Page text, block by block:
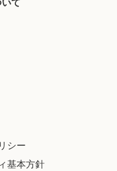
シー
基本方針